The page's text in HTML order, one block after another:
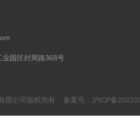
业园区封周路368号
限公司版权所有 备案号：沪ICP备